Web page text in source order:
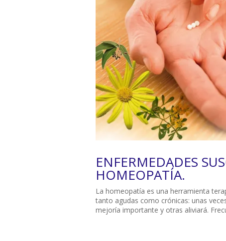
ENFERMEDADES
HOMEOPATÍA.
La homeopatía es una herramienta
tanto agudas como crónicas: unas
mejoría importante y otras aliviará.